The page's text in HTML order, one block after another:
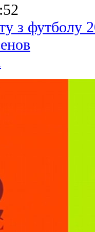
з футболу